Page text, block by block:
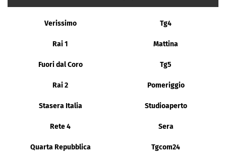
Verissimo Tg4
Rai 1 Mattina
Fuori dal Coro Tg5
Rai 2 Pomeriggio
Stasera Italia Studioaperto
Rete 4 Sera
Quarta Repubblica Tgcom24